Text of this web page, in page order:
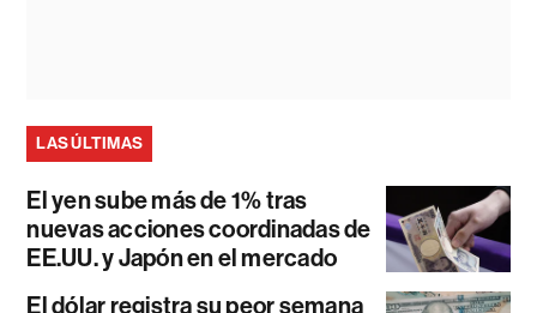
LAS ÚLTIMAS
El yen sube más de 1% tras
nuevas acciones coordinadas de
EE.UU. y Japón en el mercado
El dólar registra su peor semana